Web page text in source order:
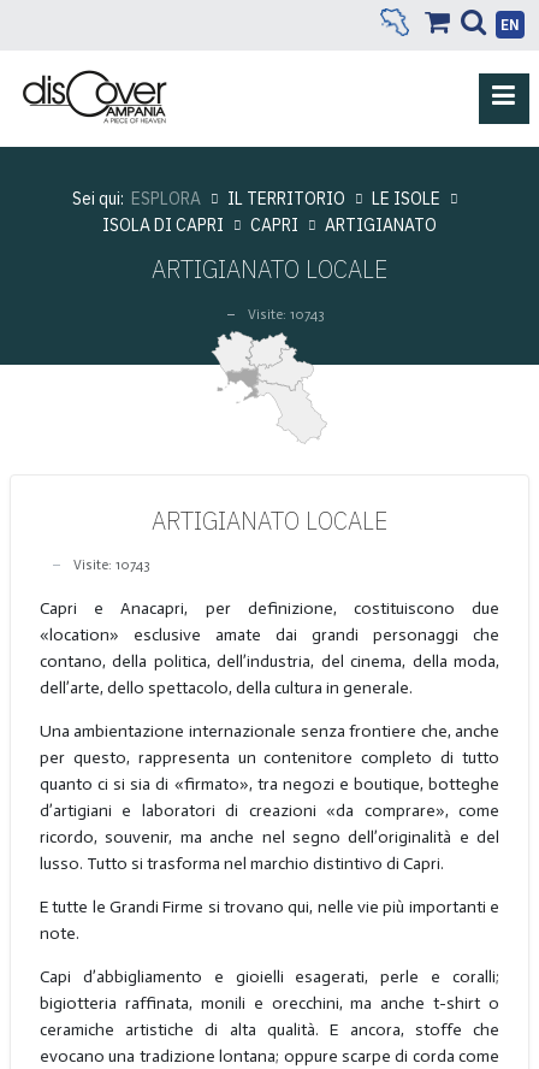
EN
Sei qui: ESPLORA IL TERRITORIO
LE ISOLE
ISOLA DI CAPRI
CAPRI ARTIGIANATO
ARTIGIANATO LOCALE
Visite: 10743
ARTIGIANATO LOCALE
Visite: 10743
Capri e Anacapri, per definizione, costituiscono due
«location» esclusive amate dai grandi personaggi che
contano, della politica, dell’industria, del cinema, della moda,
dell’arte, dello spettacolo, della cultura in generale.
Una ambientazione internazionale senza frontiere che, anche
per questo, rappresenta un contenitore completo di tutto
quanto ci si sia di «firmato», tra negozi e boutique, botteghe
d’artigiani e laboratori di creazioni «da comprare», come
ricordo, souvenir, ma anche nel segno dell’originalità e del
lusso. Tutto si trasforma nel marchio distintivo di Capri.
E tutte le Grandi Firme si trovano qui, nelle vie più importanti e
note.
Capi d’abbigliamento e gioielli esagerati, perle e coralli;
bigiotteria raffinata, monili e orecchini, ma anche t-shirt o
ceramiche artistiche di alta qualità. E ancora, stoffe che
evocano una tradizione lontana; oppure scarpe di corda come